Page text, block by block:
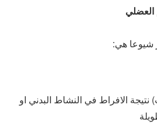
شيوعا هي:
نتيجة الافراط في النشاط البدني او